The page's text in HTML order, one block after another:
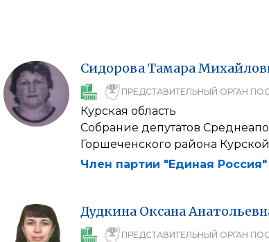
СидороваТамара
ПРЕДСТАВИТЕЛЬНЫЙ ОРГАН
Курская область
Собрание депутатов
Горшеченского района
Член партии "Единая Россия"
Дудкина Оксана
ПРЕДСТАВИТЕЛЬНЫЙ ОРГАН